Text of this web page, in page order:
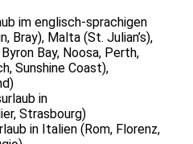
im englisch-sprachigen
Bray), Malta (St. Julian’s),
Bay, Noosa, Perth,
Sunshine Coast),
in
Strasbourg)
in Italien (Rom, Florenz,